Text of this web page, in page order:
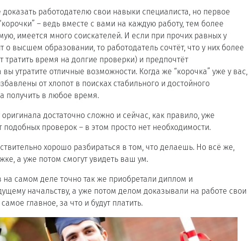
работодателю свои навыки специалиста, но первое
– ведь вместе с вами на каждую работу, тем более
имеется много соискателей. И если при прочих равных у
о высшем образовании, то работодатель сочтёт, что у них более
тратить время на долгие проверки) и предпочтёт
утратите отличные возможности. Когда же “корочка” уже у вас,
от хлопот в поисках стабильного и достойного
получить в любое время.
достаточно сложно и сейчас, как правило, уже
подобных проверок – в этом просто нет необходимости.
хорошо разбираться в том, что делаешь. Но всё же,
а уже потом смогут увидеть ваш ум.
самом деле точно так же приобретали диплом и
начальству, а уже потом делом доказывали на работе свои
главное, за что и будут платить.